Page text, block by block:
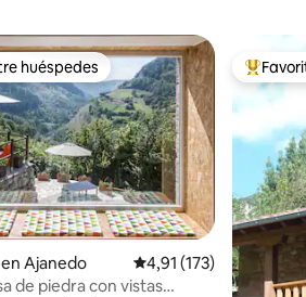
huéspedes
huéspedes
Ajanedo Calificación promedio:
4,91 (173)
de piedra con vistas